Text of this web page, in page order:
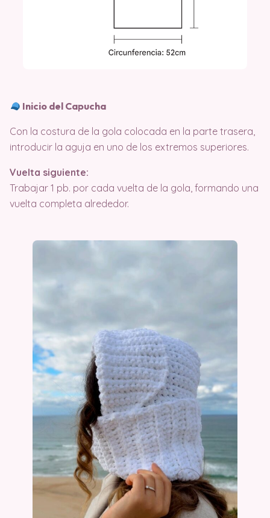
Inicio del Capucha
Con la costura de la gola colocada en la parte trasera,
introducir la aguja en uno de los extremos superiores.
Vuelta siguiente:
Trabajar 1 pb. por cada vuelta de la gola, formando una
vuelta completa alrededor.